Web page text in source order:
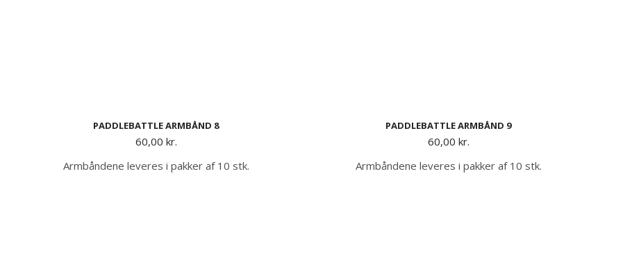
PADDLEBATTLE ARMBÅND 8
60,00 kr.
Armbåndene leveres i pakker af 10 stk.
PADDLEBATTLE ARMBÅND 9
60,00 kr.
Armbåndene leveres i pakker af 10 stk.